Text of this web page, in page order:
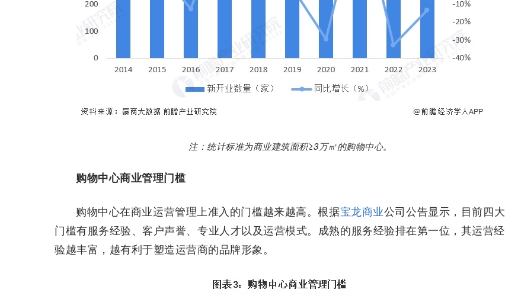
注：统计标准为商业建筑面积≥3万㎡的购物中心。
购物中心商业管理门槛
购物中心在商业运营管理上准入的门槛越来越高。根据宝龙商业公司公告显示，目前四大
门槛有服务经验、客户声誉、专业人才以及运营模式。成熟的服务经验排在第一位，其运营经
验越丰富，越有利于塑造运营商的品牌形象。